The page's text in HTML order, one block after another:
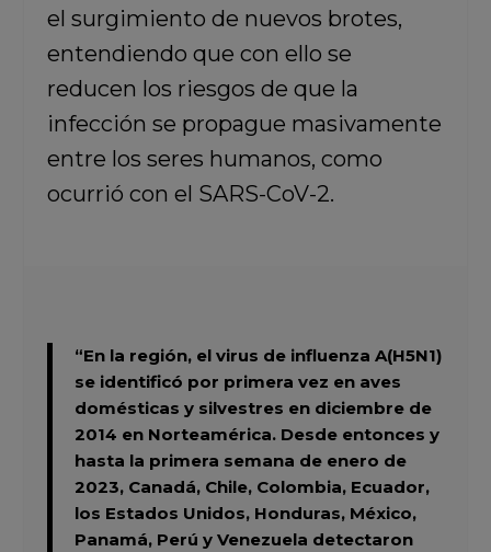
el surgimiento de nuevos brotes,
entendiendo que con ello se
reducen los riesgos de que la
infección se propague masivamente
entre los seres humanos, como
ocurrió con el SARS-CoV-2.
“En la región, el virus de influenza A(H5N1)
se identificó por primera vez en aves
domésticas y silvestres en diciembre de
2014 en Norteamérica. Desde entonces y
hasta la primera semana de enero de
2023, Canadá, Chile, Colombia, Ecuador,
los Estados Unidos, Honduras, México,
Panamá, Perú y Venezuela detectaron